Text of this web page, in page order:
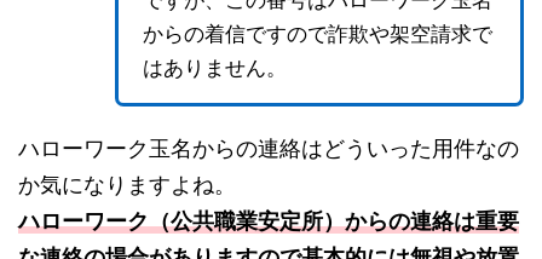
からの着信ですので詐欺や架空請求で
はありません。
ハローワーク玉名からの連絡はどういった用件なの
か気になりますよね。
ハローワーク（公共職業安定所）からの連絡は重要